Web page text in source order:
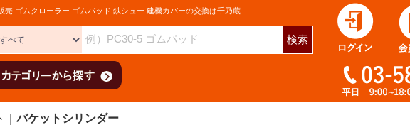
売 ゴムクローラー ゴムパッド 鉄シュー 建機カバーの交換は千乃蔵
検索
バケットシリンダー